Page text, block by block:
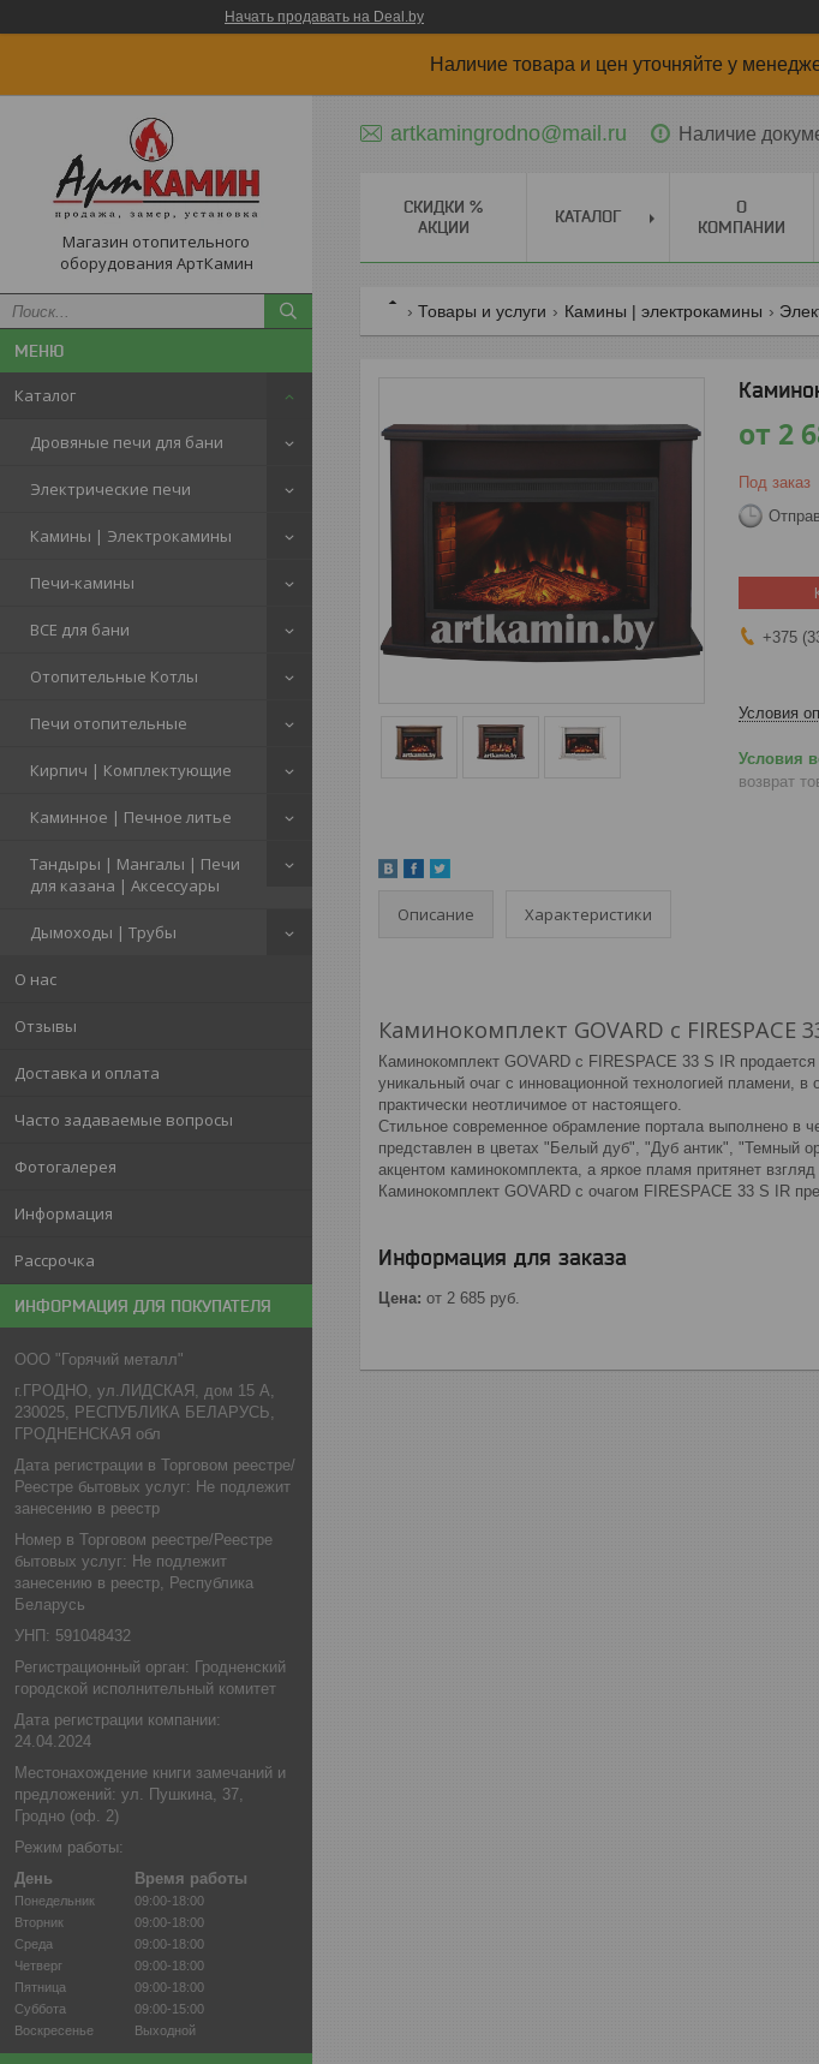
Начать продавать на Deal.by
Наличие товара и цен уточняйте у
Магазин отопительного
оборудования АртКамин
Каталог
Дровяные печи для бани
Электрические печи
Камины | Электрокамины
Печи-камины
ВСЕ для бани
Отопительные Котлы
Печи отопительные
Кирпич | Комплектующие
Каминное | Печное литье
Тандыры | Мангалы | Печи
для казана | Аксессуары
Дымоходы | Трубы
О нас
Отзывы
Доставка и оплата
Часто задаваемые вопросы
Фотогалерея
Информация
Рассрочка
ИНФОРМАЦИЯ ДЛЯ ПОКУПАТЕЛЯ
ООО "Горячий металл"
г.ГРОДНО, ул.ЛИДСКАЯ, дом 15 А,
230025, РЕСПУБЛИКА БЕЛАРУСЬ,
ГРОДНЕНСКАЯ обл
Дата регистрации в Торговом реестре/
Реестре бытовых услуг: Не подлежит
занесению в реестр
Номер в Торговом реестре/Реестре
бытовых услуг: Не подлежит
занесению в реестр, Республика
Беларусь
УНП: 591048432
Регистрационный орган: Гродненский
городской исполнительный комитет
Дата регистрации компании:
24.04.2024
Местонахождение книги замечаний и
предложений: ул. Пушкина, 37,
Гродно (оф. 2)
Режим работы:
День
Время работы
Понедельник
09:00-18:00
Вторник
09:00-18:00
Среда
09:00-18:00
Четверг
09:00-18:00
Пятница
09:00-18:00
Суббота
09:00-15:00
Воскресенье
Выходной
artkamingrodno@mail.ru Наличие
СКИДКИ %
АКЦИИ
КАТАЛОГ
О
КОМПАНИИ
Товары и услуги Камины | электрокамины
от 2
Под заказ
+375
Условия
возврат
Описание Характеристики
Каминокомплект GOVARD с FIRESPACE
Каминокомплект GOVARD с FIRESPACE 33 S IR
уникальный очаг с инновационной технологией пламени,
практически неотличимое от настоящего.
Стильное современное обрамление портала выполнено в
представлен в цветах "Белый дуб", "Дуб антик", "Темный
акцентом каминокомплекта, а яркое пламя притянет
Каминокомплект GOVARD с очагом FIRESPACE 33 S IR
Информация для заказа
Цена: от 2 685 руб.